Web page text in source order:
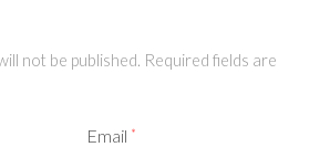
not be published. Required fields are
Email *